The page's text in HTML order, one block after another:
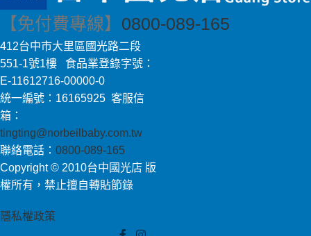
【免付費專線】 0800-089-165
412台中市大里區國光路二段
551-1號1樓 食品業登錄字號：
E-11612716-00000-0
統一編號：16165925 客服信
箱：
tingting@norbeilbaby.com.tw
聯絡電話： 0800-089-165
Copyright © 2010台中國光店 版
權所有，禁止擅自轉貼節錄
隱私權政策